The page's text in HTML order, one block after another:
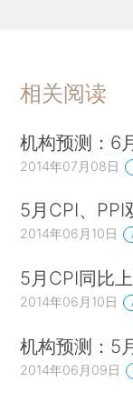
相关阅读
机构预测：6
2014年07月08日
5月CPI、PPI
2014年06月10日
5月CPI同比
2014年06月10日
机构预测：5
2014年06月09日